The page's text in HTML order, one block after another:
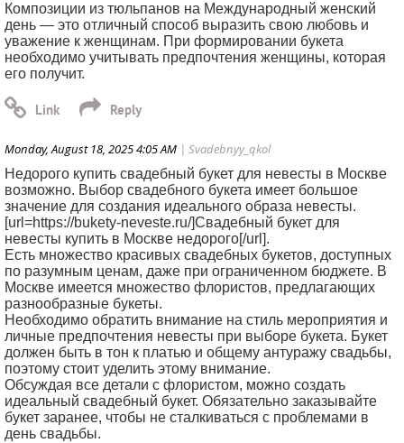
Композиции из тюльпанов на Международный женский
день — это отличный способ выразить свою любовь и
уважение к женщинам. При формировании букета
необходимо учитывать предпочтения женщины, которая
его получит.
Monday, August 18, 2025 4:05 AM | Svadebnyy_qkol
Недорого купить свадебный букет для невесты в Москве
возможно. Выбор свадебного букета имеет большое
значение для создания идеального образа невесты.
[url=https://bukety-neveste.ru/]Свадебный букет для
невесты купить в Москве недорого[/url].
Есть множество красивых свадебных букетов, доступных
по разумным ценам, даже при ограниченном бюджете. В
Москве имеется множество флористов, предлагающих
разнообразные букеты.
Необходимо обратить внимание на стиль мероприятия и
личные предпочтения невесты при выборе букета. Букет
должен быть в тон к платью и общему антуражу свадьбы,
поэтому стоит уделить этому внимание.
Обсуждая все детали с флористом, можно создать
идеальный свадебный букет. Обязательно заказывайте
букет заранее, чтобы не сталкиваться с проблемами в
день свадьбы.